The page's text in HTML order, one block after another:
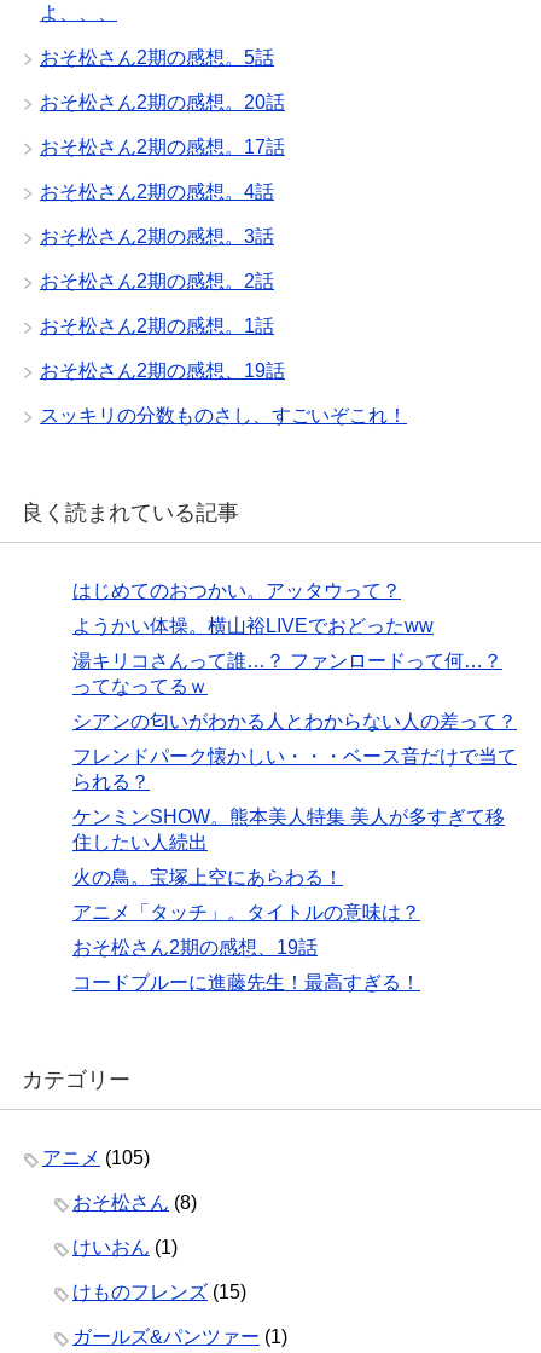
よ、、、
おそ松さん2期の感想。5話
おそ松さん2期の感想。20話
おそ松さん2期の感想。17話
おそ松さん2期の感想。4話
おそ松さん2期の感想。3話
おそ松さん2期の感想。2話
おそ松さん2期の感想。1話
おそ松さん2期の感想、19話
スッキリの分数ものさし、すごいぞこれ！
良く読まれている記事
はじめてのおつかい。アッタウって？
ようかい体操。横山裕LIVEでおどったww
湯キリコさんって誰…？ ファンロードって何…？
ってなってるｗ
シアンの匂いがわかる人とわからない人の差って？
フレンドパーク懐かしい・・・ベース音だけで当て
られる？
ケンミンSHOW。熊本美人特集 美人が多すぎて移
住したい人続出
火の鳥。宝塚上空にあらわる！
アニメ「タッチ」。タイトルの意味は？
おそ松さん2期の感想、19話
コードブルーに進藤先生！最高すぎる！
カテゴリー
アニメ (105)
おそ松さん (8)
けいおん (1)
けものフレンズ (15)
ガールズ&パンツァー (1)